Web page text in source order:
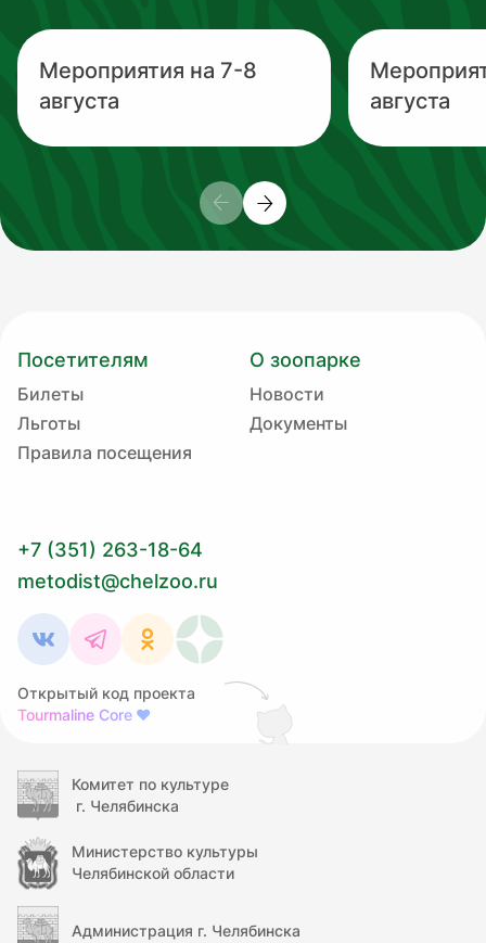
Мероприятия на 7-8
августа
августа
Посетителям
Билеты
Льготы
Правила посещения
О зоопарке
Новости
Документы
+7 (351) 263-18-64
metodist@chelzoo.ru
Открытый код проекта
Tourmaline Core ❤
Комитет по культуре
г. Челябинска
Министерство культуры
Челябинской области
Администрация г. Челябинска